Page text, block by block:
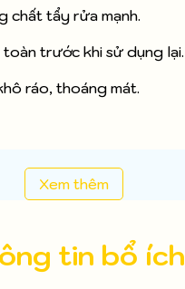
chất tẩy rửa mạnh.
toàn trước khi sử dụng lại.
ráo, thoáng mát.
Xem thêm
tin bổ ích